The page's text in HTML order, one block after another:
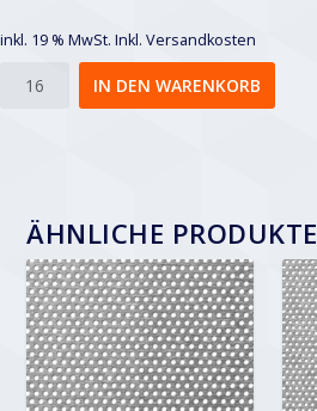
inkl. 19 % MwSt. Inkl. Versandkosten
IN DEN WARENKORB
ÄHNLICHE PRODUKTE